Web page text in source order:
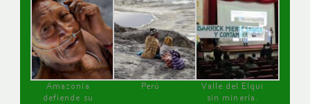
Amazonía
defiende su
Perú
Valle del Elqui
sin minería.